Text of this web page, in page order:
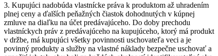
3. Kupujúci nadobúda vlastnícke práva k produktom až uhradením
plnej ceny a ďalších peňažných čiastok dohodnutých v kúpnej
zmluve na diaľku na účet predávajúceho. Do doby prechodu
vlastníckych práv z predávajúceho na kupujúceho, ktorý má produkt
v držbe, má kupujúci všetky povinnosti uschovateľa veci a je
povinný produkty a služby na vlastné náklady bezpečne uschovať a